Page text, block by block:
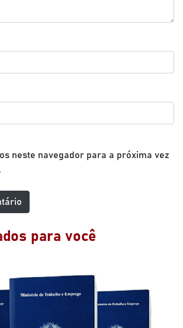
neste navegador para a próxima vez
para você